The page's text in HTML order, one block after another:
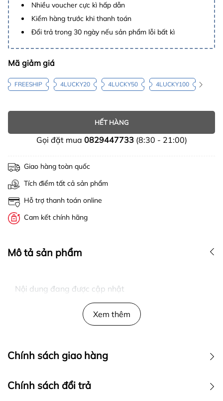
Nhiều voucher cực kì hấp dẫn
Kiểm hàng trước khi thanh toán
Đổi trả trong 30 ngày nếu sản phẩm lỗi bất kì
Mã giảm giá
FREESHIP 4LUCKY20 4LUCKY50 4LUCKY100
HẾT HÀNG
Gọi đặt mua 0829447733(8:30 - 21:00)
Giao hàng toàn quốc
Tích điểm tất cả sản phẩm
Hỗ trợ thanh toán online
Cam kết chính hãng
Mô tả sản phẩm
Nội dung đang được cập nhật
Xem thêm
Chính sách giao hàng
Chính sách đổi trả